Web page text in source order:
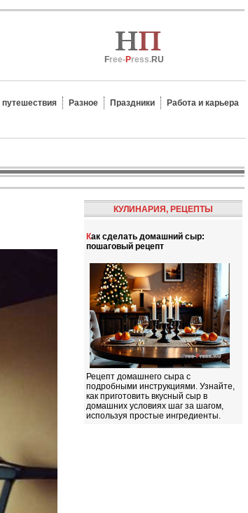
Free-Press.RU
Разное Праздники
Работа и карьера
КУЛИНАРИЯ, РЕЦЕПТЫ
Как сделать домашний сыр:
пошаговый рецепт
Рецепт домашнего сыра с
подробными инструкциями. Узнайте,
как приготовить вкусный сыр в
домашних условиях шаг за шагом,
используя простые ингредиенты.